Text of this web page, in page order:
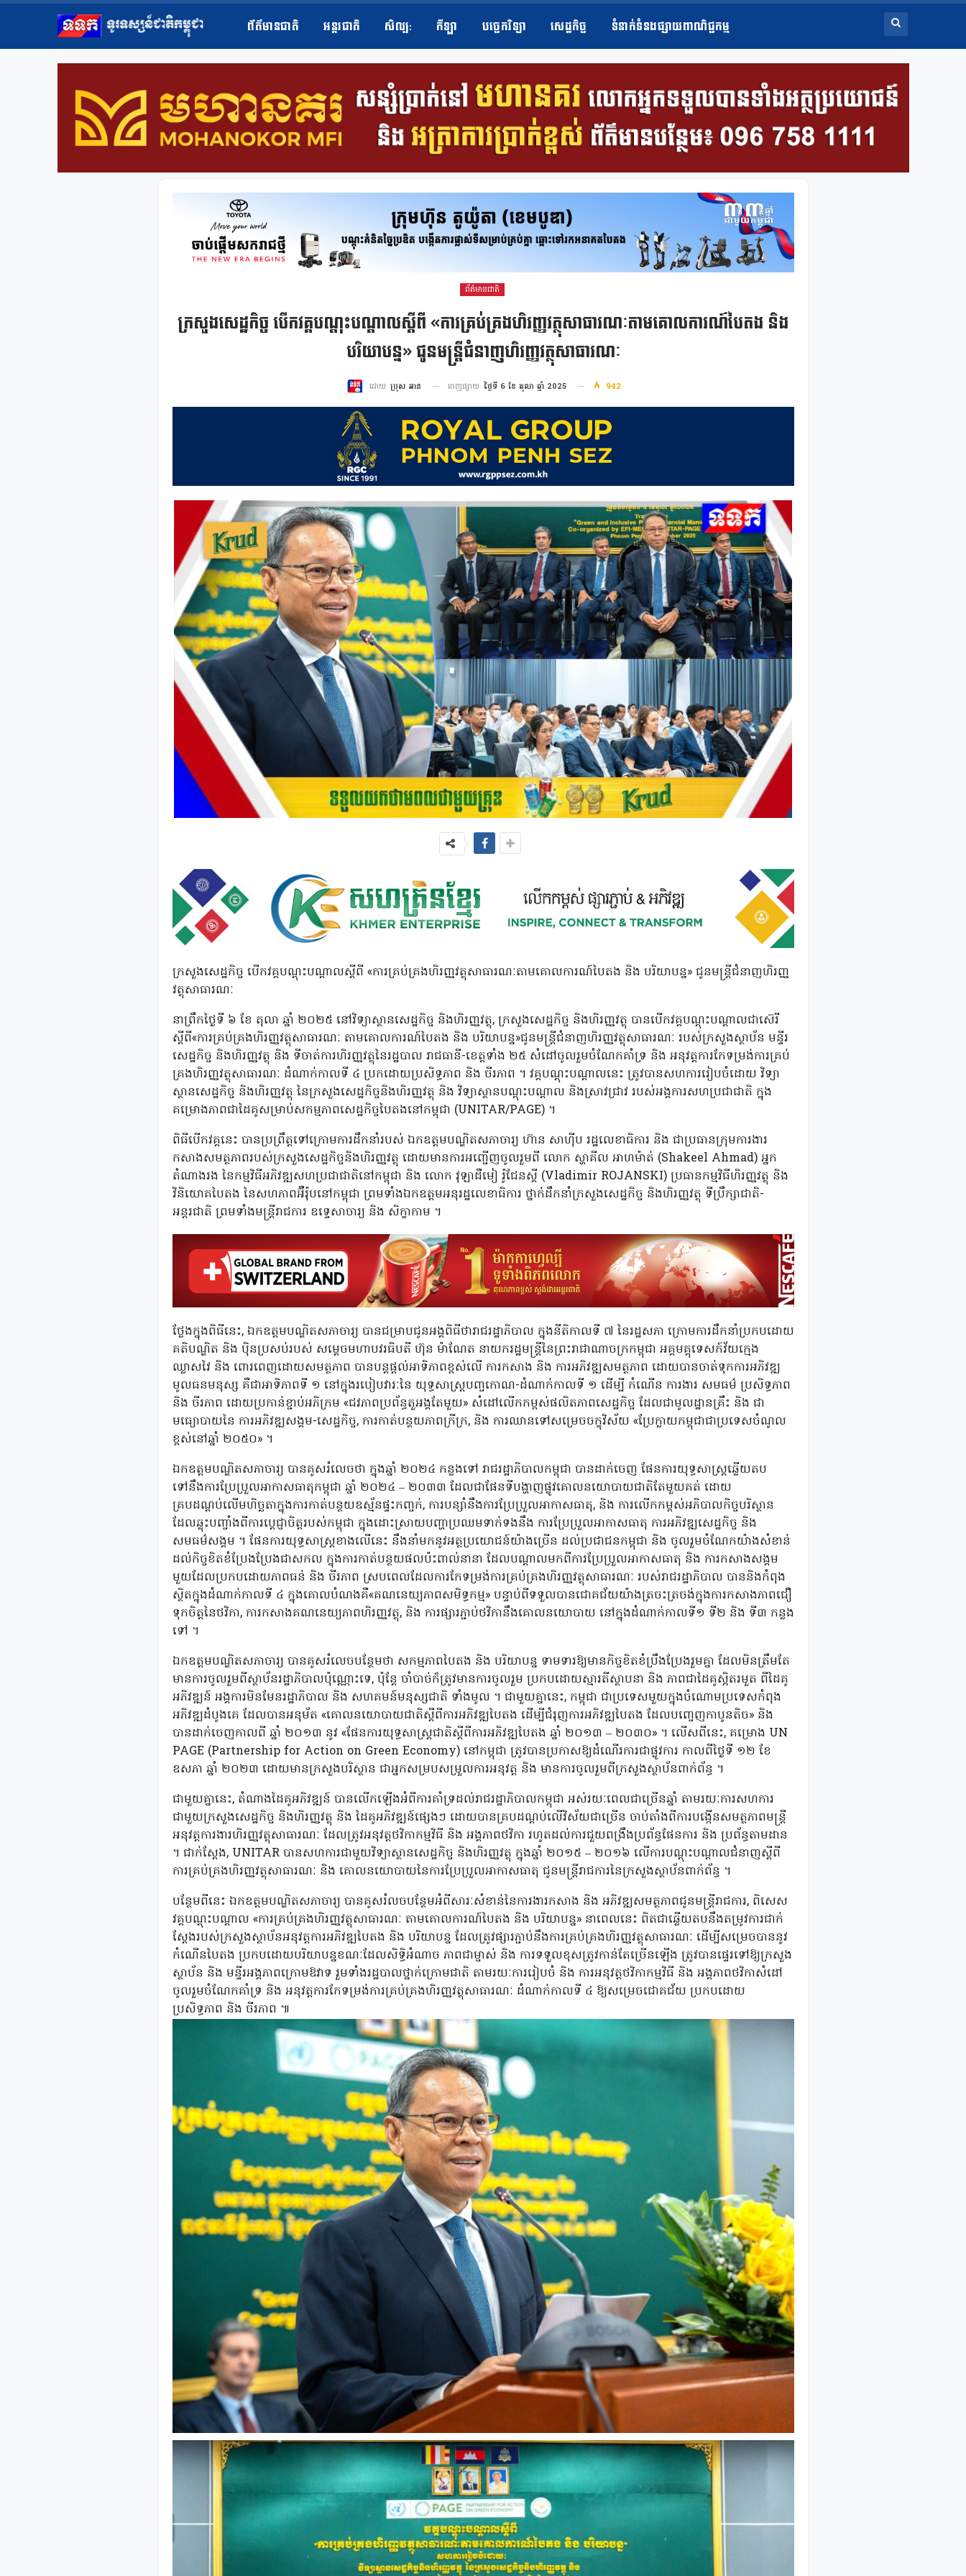
ព័ត៌មានជាតិ អន្តរជាតិ សិល្ប​: កីឡា បច្ចេកវិទ្យា សេដ្ឋកិច្ច ទំនាក់ទំនងផ្សាយពាណិជ្ជកម្ម
ព័ត៌មានជាតិ
ក្រសួងសេដ្ឋកិច្ច បើកវគ្គបណ្ដុះបណ្ដាលស្តីពី «ការគ្រប់គ្រងហិរញ្ញវត្ថុសាធារណៈតាមគោលការណ៍បៃតង និង
បរិយាបន្ន» ជូនមន្ត្រីជំនាញហិរញ្ញវត្ថុសាធារណៈ
ដោយ ប្រុស អាន ចេញផ្សាយ ថ្ងៃទី 6 ខែ តុលា ឆ្នាំ 2025 942
ក្រសួងសេដ្ឋកិច្ច បើកវគ្គបណ្ដុះបណ្ដាលស្តីពី «ការគ្រប់គ្រងហិរញ្ញវត្ថុសាធារណៈតាមគោលការណ៍បៃតង និង បរិយាបន្ន» ជូនមន្ត្រីជំនាញហិរញ្ញ
វត្ថុសាធារណៈ
នាព្រឹកថ្ងៃទី ៦ ខែ តុលា ឆ្នាំ ២០២៥ នៅវិទ្យាស្ថានសេដ្ឋកិច្ច និងហិរញ្ញវត្ថុ, ក្រសួងសេដ្ឋកិច្ច និងហិរញ្ញវត្ថុ បានបើកវគ្គបណ្តុះបណ្តាលជាស៊េរី
ស្តីពី«ការគ្រប់គ្រងហិរញ្ញវត្ថុសាធារណៈ តាមគោលការណ៍បៃតង និង បរិយាបន្ន»ជូនមន្ត្រីជំនាញហិរញ្ញវត្ថុសាធារណៈ របស់ក្រសួងស្ថាប័ន មន្ទីរ
សេដ្ឋកិច្ច និងហិរញ្ញវត្ថុ និង ទីចាត់ការហិរញ្ញវត្ថុនៃរដ្ឋបាល រាជធានី-ខេត្តទាំង ២៥ សំដៅចូលរួមចំណែកគាំទ្រ និង អនុវត្តការកែទម្រង់ការគ្រប់
គ្រងហិរញ្ញវត្ថុសាធារណៈ ដំណាក់កាលទី ៤ ប្រកដោយប្រសិទ្ធភាព និង ចីរភាព ។ វគ្គបណ្តុះបណ្តាលនេះ ត្រូវបានសហការរៀបចំដោយ វិទ្យា
ស្ថានសេដ្ឋកិច្ច និងហិរញ្ញវត្ថុ នៃក្រសួងសេដ្ឋកិច្ចនិងហិរញ្ញវត្ថុ និង វិទ្យាស្ថានបណ្តុះបណ្តាល និងស្រាវជ្រាវ របស់អង្គការសហប្រជាជាតិ ក្នុង
គម្រោងភាពជាដៃគូសម្រាប់សកម្មភាពសេដ្ឋកិច្ចបៃតងនៅកម្ពុជា (UNITAR/PAGE) ។
ពិធីបើកវគ្គនេះ បានប្រព្រឹត្តទៅក្រោមការដឹកនាំរបស់ ឯកឧត្តមបណ្ឌិតសភាចារ្យ ហ៊ាន សាហ៊ីប រដ្ឋលេខាធិការ និង ជាប្រធានក្រុមការងារ
កសាងសមត្ថភាពរបស់ក្រសួងសេដ្ឋកិច្ចនិងហិរញ្ញវត្ថុ ដោយមានការអញ្ជើញចូលរួមពី លោក ស្ហាគីល អាហម៉ាត់ (Shakeel Ahmad) អ្នក
តំណាងរង នៃកម្មវិធីអភិវឌ្ឍសហប្រជាជាតិនៅកម្ពុជា និង លោក វុឡាដឺមៀ រ៉ូជែនស្គី (Vladimir ROJANSKI) ប្រធានកម្មវិធីហិរញ្ញវត្ថុ និង
វិនិយោគបៃតង នៃសហភាពអ៊ឺរ៉ុបនៅកម្ពុជា ព្រមទាំងឯកឧត្តមអនុរដ្ឋលេខាធិការ ថ្នាក់ដឹកនាំក្រសួងសេដ្ឋកិច្ច និងហិរញ្ញវត្ថុ ទីប្រឹក្សាជាតិ-
អន្តរជាតិ ព្រមទាំងមន្ត្រីរាជការ ឧទ្ទេសាចារ្យ និង សិក្ខាកាម ។
ថ្លែងក្នុងពិធីនេះ, ឯកឧត្តមបណ្ឌិតសភាចារ្យ បានជម្រាបជូនអង្គពិធីថារាជរដ្ឋាភិបាល ក្នុងនីតិកាលទី ៧ នៃរដ្ឋសភា ក្រោមការដឹកនាំប្រកបដោយ
គតិបណ្ឌិត និង ប៉ិនប្រសប់របស់ សម្ដេចមហាបវរធិបតី ហ៊ុន ម៉ាណែត នាយករដ្ឋមន្ត្រីនៃព្រះរាជាណាចក្រកម្ពុជា អគ្គមគ្គុទេសក៍វ័យក្មេង
ឈ្លាសវៃ និង ពោរពេញដោយសមត្ថភាព បានបន្តផ្តល់អាទិភាពខ្ពស់លើ ការកសាង និង ការអភិវឌ្ឍសមត្ថភាព ដោយបានចាត់ទុកការអភិវឌ្ឍ
មូលធនមនុស្ស គឺជាអាទិភាពទី ១ នៅក្នុងរបៀបវារៈនៃ យុទ្ធសាស្ត្របញ្ចកោណ-ដំណាក់កាលទី ១ ដើម្បី កំណើន ការងារ សមធម៌ ប្រសិទ្ធភាព
និង ចីរភាព ដោយប្រកាន់ខ្ជាប់អភិក្រម «ជវភាពប្រព័ន្ធតួអង្គតែមួយ» សំដៅលើកកម្ពស់ផលិតភាពសេដ្ឋកិច្ច ដែលជាមូលដ្ឋានគ្រឹះ និង ជា
មធ្យោបាយនៃ ការអភិវឌ្ឍសង្គម-សេដ្ឋកិច្ច, ការកាត់បន្ថយភាពក្រីក្រ, និង ការឈានទៅសម្រេចចក្ខុវិស័យ «ប្រែក្លាយកម្ពុជាជាប្រទេសចំណូល
ខ្ពស់នៅឆ្នាំ ២០៥០» ។
ឯកឧត្តមបណ្ឌិតសភាចារ្យ បានគូសរំលេចថា ក្នុងឆ្នាំ ២០២៤ កន្លងទៅ រាជរដ្ឋាភិបាលកម្ពុជា បានដាក់ចេញ ផែនការយុទ្ធសាស្ត្រឆ្លើយតប
ទៅនឹងការប្រែប្រួលអាកាសធាតុកម្ពុជា ឆ្នាំ ២០២៤ – ២០៣៣ ដែលជាផែនទីបង្ហាញផ្លូវគោលនយោបាយជាតិតែមួយគត់ ដោយ
គ្របដណ្តប់លើមហិច្ឆតាក្នុងការកាត់បន្ថយឧស្ម័នផ្ទះកញ្ចក់, ការបន្សាំនឹងការប្រែប្រួលអាកាសធាតុ, និង ការលើកកម្ពស់អភិបាលកិច្ចបរិស្ថាន
ដែលឆ្លុះបញ្ចាំងពីការប្តេជ្ញាចិត្តរបស់កម្ពុជា ក្នុងដោះស្រាយបញ្ហាប្រឈមទាក់ទងនឹង ការប្រែប្រួលអាកាសធាតុ ការអភិវឌ្ឍសេដ្ឋកិច្ច និង
សមធម៌សង្គម ។ ផែនការយុទ្ធសាស្ត្រខាងលើនេះ នឹងនាំមកនូវអត្ថប្រយោជន៍យ៉ាងច្រើន ដល់ប្រជាជនកម្ពុជា និង ចូលរួមចំណែកយ៉ាងសំខាន់
ដល់កិច្ចខិតខំប្រែងប្រែងជាសកល ក្នុងការកាត់បន្ថយផលប៉ះពាល់នានា ដែលបណ្តាលមកពីការប្រែប្រួលអាកាសធាតុ និង ការកសាងសង្គម
មួយដែលប្រកបដោយភាពធន់ និង ចីរភាព ស្របពេលដែលការកែទម្រង់ការគ្រប់គ្រងហិរញ្ញវត្ថុសាធារណៈ របស់រាជរដ្ឋាភិបាល បាននិងកំពុង
ស្ថិតក្នុងដំណាក់កាលទី ៤ ក្នុងគោលបំណងគឺ«គណនេយ្យភាពសមិទ្ធកម្ម» បន្ទាប់ពីទទួលបានជោគជ័យយ៉ាងត្រចះត្រចង់ក្នុងការកសាងភាពជឿ
ទុកចិត្តនៃថវិកា, ការកសាងគណនេយ្យភាពហិរញ្ញវត្ថុ, និង ការផ្សារភ្ជាប់ថវិកានឹងគោលនយោបាយ នៅក្នុងដំណាក់កាលទី១ ទី២ និង ទី៣ កន្លង
ទៅ ។
ឯកឧត្តមបណ្ឌិតសភាចារ្យ បានគូសរំលេចបន្ថែមថា សកម្មភាពបៃតង និង បរិយាបន្ន ទាមទារឱ្យមានកិច្ចខិតខំប្រឹងប្រែងរួមគ្នា ដែលមិនត្រឹមតែ
មានការចូលរួមពីស្ថាប័នរដ្ឋាភិបាលប៉ុណ្ណោះទេ, ប៉ុន្តែ ចាំបាច់ក៏ត្រូវមានការចូលរួម ប្រកបដោយស្មារតីស្ថាបនា និង ភាពជាដៃគូស្អិតរមួត ពីដៃគូ
អភិវឌ្ឍន៍ អង្គការមិនមែនរដ្ឋាភិបាល និង សហគមន៍មនុស្សជាតិ ទាំងមូល ។ ជាមួយគ្នានេះ, កម្ពុជា ជាប្រទេសមួយក្នុងចំណោមប្រទេសកំពុង
អភិវឌ្ឍដំបូងគេ ដែលបានអនុម័ត «គោលនយោបាយជាតិស្តីពីការអភិវឌ្ឍបៃតង ដើម្បីជំរុញការអភិវឌ្ឍបៃតង ដែលបញ្ចេញកាបូនតិច» និង
បានដាក់ចេញកាលពី ឆ្នាំ ២០១៣ នូវ «ផែនការយុទ្ធសាស្ត្រជាតិស្ដីពីការអភិវឌ្ឍបៃតង ឆ្នាំ ២០១៣ – ២០៣០» ។ លើសពីនេះ, គម្រោង UN
PAGE (Partnership for Action on Green Economy) នៅកម្ពុជា ត្រូវបានប្រកាសឱ្យដំណើរការជាផ្លូវការ កាលពីថ្ងៃទី ១២ ខែ
ឧសភា ឆ្នាំ ២០២៣ ដោយមានក្រសួងបរិស្ថាន ជាអ្នកសម្របសម្រួលការអនុវត្ត និង មានការចូលរួមពីក្រសួងស្ថាប័នពាក់ព័ន្ធ ។
ជាមួយគ្នានេះ, តំណាងដៃគូអភិវឌ្ឍន៍ បានលើកឡើងអំពីការគាំទ្រដល់រាជរដ្ឋាភិបាលកម្ពុជា អស់រយៈពេលជាច្រើនឆ្នាំ តាមរយៈការសហការ
ជាមួយក្រសួងសេដ្ឋកិច្ច និងហិរញ្ញវត្ថុ និង ដៃគូអភិវឌ្ឍន៍ផ្សេងៗ ដោយបានគ្របដណ្តប់លើវិស័យជាច្រើន ចាប់តាំងពីការបង្កើនសមត្ថភាពមន្ត្រី
អនុវត្តការងារហិរញ្ញវត្ថុសាធារណៈ ដែលត្រូវអនុវត្តថវិកាកម្មវិធី និង អង្គភាពថវិកា រហូតដល់ការជួយពង្រឹងប្រព័ន្ធផែនការ និង ប្រព័ន្ធតាមដាន
។ ជាក់ស្តែង, UNITAR បានសហការជាមួយវិទ្យាស្ថានសេដ្ឋកិច្ច និងហិរញ្ញវត្ថុ ក្នុងឆ្នាំ ២០១៥ – ២០១៦ លើការបណ្តុះបណ្តាលជំនាញស្តីពី
ការគ្រប់គ្រងហិរញ្ញវត្ថុសាធារណៈ និង គោលនយោបាយនៃការប្រែប្រួលអាកាសធាតុ ជូនមន្ត្រីរាជការនៃក្រសួងស្ថាប័នពាក់ព័ន្ធ ។
បន្ថែមពីនេះ ឯកឧត្តមបណ្ឌិតសភាចារ្យ បានគូសរំលចបន្ថែមអំពីសារៈសំខាន់នៃការងារកសាង និង អភិវឌ្ឍសមត្ថភាពជូនមន្ត្រីរាជការ, ពិសេស
វគ្គបណ្តុះបណ្តាល «ការគ្រប់គ្រងហិរញ្ញវត្ថុសាធារណៈ តាមគោលការណ៍បៃតង និង បរិយាបន្ន» នាពេលនេះ ពិតជាឆ្លើយតបនឹងតម្រូវការជាក់
ស្តែងរបស់ក្រសួងស្ថាប័នអនុវត្តការអភិវឌ្ឍបៃតង និង បរិយាបន្ន ដែលត្រូវផ្សារភ្ជាប់នឹងការគ្រប់គ្រងហិរញ្ញវត្ថុសាធារណៈ ដើម្បីសម្រេចបាននូវ
កំណើនបៃតង ប្រកបដោយបរិយាបន្នខណៈដែលសិទ្ធិអំណាច ភាពជាម្ចាស់ និង ការទទួលខុសត្រូវកាន់តែច្រើនឡើង ត្រូវបានផ្ទេរទៅឱ្យក្រសួង
ស្ថាប័ន និង មន្ទីរអង្គភាពក្រោមឱវាទ រួមទាំងរដ្ឋបាលថ្នាក់ក្រោមជាតិ តាមរយៈការរៀបចំ និង ការអនុវត្តថវិកាកម្មវិធី និង អង្គភាពថវិកាសំដៅ
ចូលរួមចំណែកគាំទ្រ និង អនុវត្តការកែទម្រង់ការគ្រប់គ្រងហិរញ្ញវត្ថុសាធារណៈ ដំណាក់កាលទី ៤ ឱ្យសម្រេចជោគជ័យ ប្រកបដោយ
ប្រសិទ្ធភាព និង ចីរភាព ៕